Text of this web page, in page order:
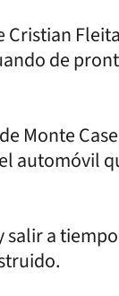
de
Monte
automóvil
salir a